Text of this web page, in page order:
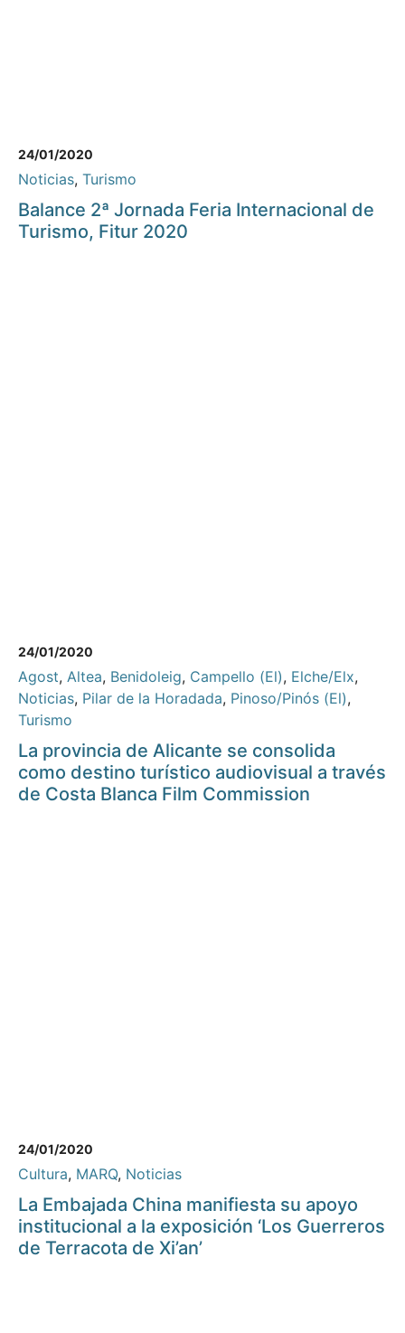
24/01/2020
Noticias, Turismo
Balance 2ª Jornada Feria Internacional de
Turismo, Fitur 2020
24/01/2020
Agost, Altea, Benidoleig, Campello (El), Elche/Elx,
Noticias, Pilar de la Horadada, Pinoso/Pinós (El),
Turismo
La provincia de Alicante se consolida
como destino turístico audiovisual a través
de Costa Blanca Film Commission
24/01/2020
Cultura, MARQ, Noticias
La Embajada China manifiesta su apoyo
institucional a la exposición ‘Los Guerreros
de Terracota de Xi’an’